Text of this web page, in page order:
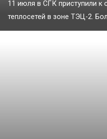
11 июля в СГК приступили к
теплосетей в зоне ТЭЦ-2.